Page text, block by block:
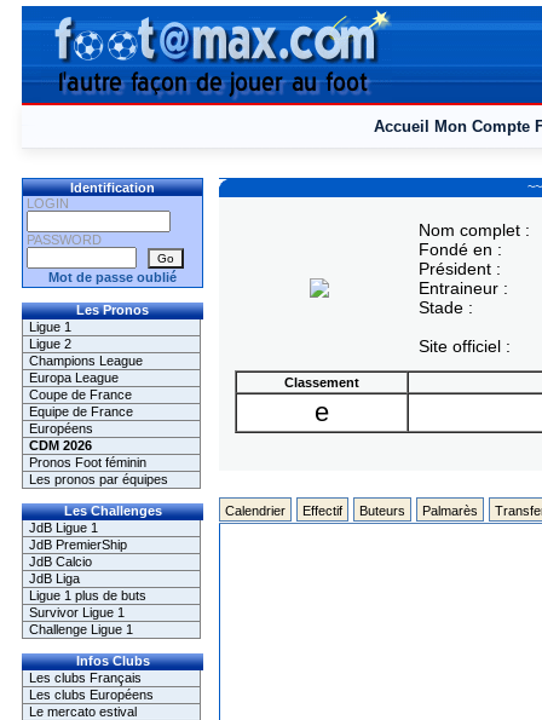
Accueil Mon Compte
Identification
LOGIN
PASSWORD
Mot de passe oublié
Les Pronos
Ligue 1
Ligue 2
Champions League
Europa League
Coupe de France
Equipe de France
Européens
CDM 2026
Pronos Foot féminin
Les pronos par équipes
Les Challenges
JdB Ligue 1
JdB PremierShip
JdB Calcio
JdB Liga
Ligue 1 plus de buts
Survivor Ligue 1
Challenge Ligue 1
Infos Clubs
Les clubs Français
Les clubs Européens
Le mercato estival
Nom complet :
Fondé en :
Président :
Entraineur :
Stade :
Site officiel :
Classement
e
Calendrier Effectif Buteurs Palmarès